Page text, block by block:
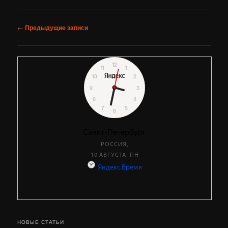
Навигация
записям
← Предыдущие записи
НОВЫЕ СТАТЬИ